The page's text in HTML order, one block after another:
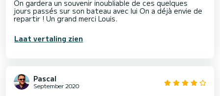
On gardera un souvenir inoubliable de ces quelques
jours passés sur son bateau avec lui On a déjà envie de
repartir ! Un grand merci Louis.
Laat vertaling zien
Pascal
September 2020